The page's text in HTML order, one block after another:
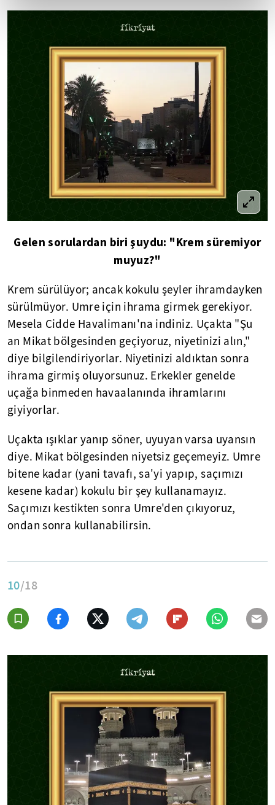
Gelen sorulardan biri şuydu: "Krem süremiyor
muyuz?"
Krem sürülüyor; ancak kokulu şeyler ihramdayken
sürülmüyor. Umre için ihrama girmek gerekiyor.
Mesela Cidde Havalimanı'na indiniz. Uçakta "Şu
an Mikat bölgesinden geçiyoruz, niyetinizi alın,"
diye bilgilendiriyorlar. Niyetinizi aldıktan sonra
ihrama girmiş oluyorsunuz. Erkekler genelde
uçağa binmeden havaalanında ihramlarını
giyiyorlar.
Uçakta ışıklar yanıp söner, uyuyan varsa uyansın
diye. Mikat bölgesinden niyetsiz geçemeyiz. Umre
bitene kadar (yani tavafı, sa'yi yapıp, saçımızı
kesene kadar) kokulu bir şey kullanamayız.
Saçımızı kestikten sonra Umre'den çıkıyoruz,
ondan sonra kullanabilirsin.
10/18